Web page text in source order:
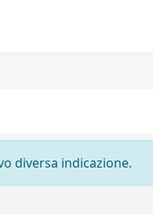
diversa indicazione.